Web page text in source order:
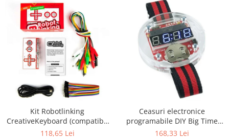
Encoder
Mecanice
Motoare
Micro Metal
Motoare
Motor 37D
Motoreductor plastic
Stepper
Sub-Micro
Kit Robotlinking
CreativeKeyboard (compatibil
Makey Makey)
118,65 Lei
Ceasuri electronice
programabile DIY Big Time
Wearable Devices: (cu baterie
168,33 Lei